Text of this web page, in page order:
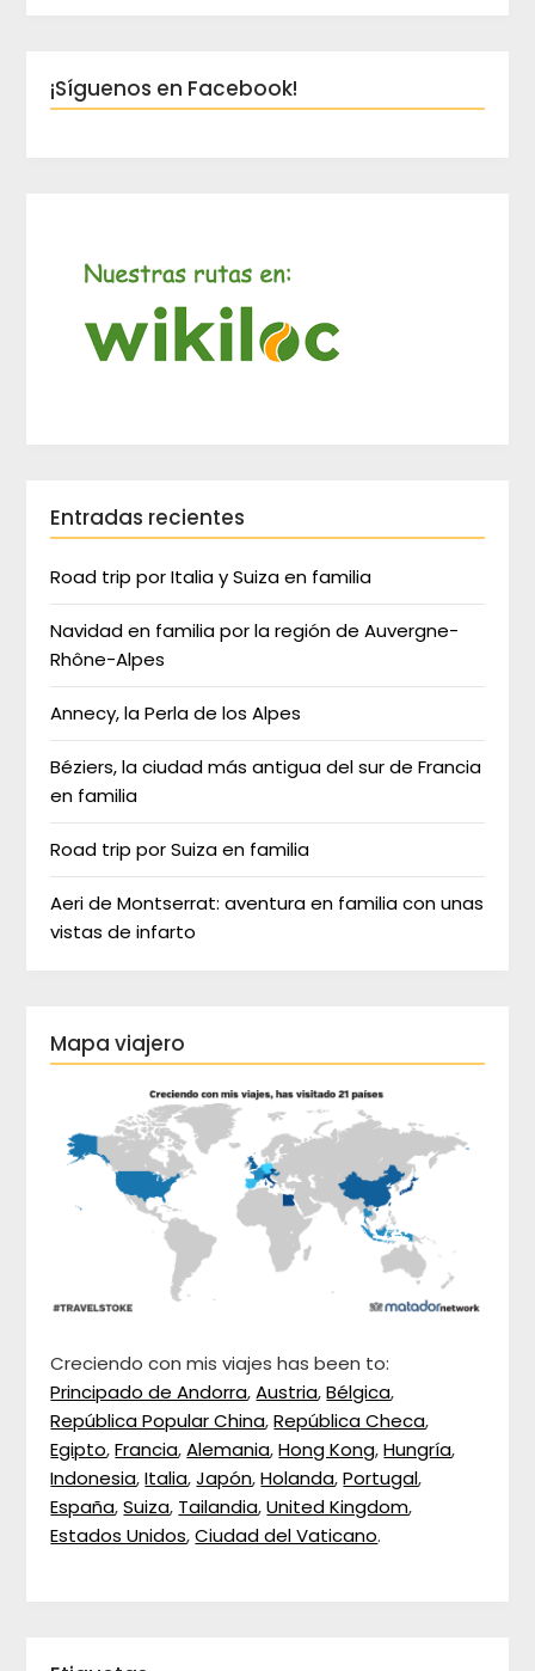
¡Síguenos en Facebook!
Entradas recientes
Road trip por Italia y Suiza en familia
Navidad en familia por la región de Auvergne-
Rhône-Alpes
Annecy, la Perla de los Alpes
Béziers, la ciudad más antigua del sur de Francia
en familia
Road trip por Suiza en familia
Aeri de Montserrat: aventura en familia con unas
vistas de infarto
Mapa viajero
Creciendo con mis viajes has been to:
Principado de Andorra,Austria,Bélgica,
República Popular China,República Checa,
Egipto,Francia,Alemania,Hong Kong,Hungría,
Indonesia,Italia,Japón,Holanda,Portugal,
España,Suiza, Tailandia,United Kingdom,
Estados Unidos,Ciudad del Vaticano.